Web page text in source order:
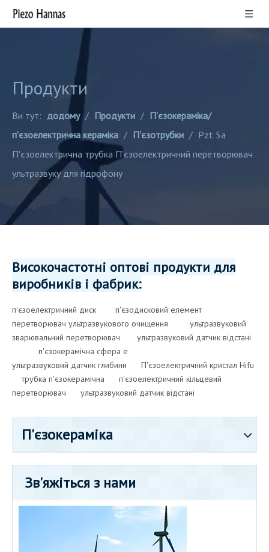
Продукти
Ви тут: додому / Продукти / П'єзокераміка/
п'єзоелектрична кераміка / П'єзотрубки / Pzt 5a
П'єзоелектрична трубка П'єзоелектричний перетворювач
ультразвуку для гідрофону
Високочастотні оптові продукти для
виробників і фабрик:
п'єзоелектричний диск
п'єзодисковий елемент
перетворювач ультразвукового очищення
ультразвуковий
зварювальний перетворювач
ультразвуковий датчик відстані
п'єзокерамічна сфера e
ультразвуковий датчик глибини
П'єзоелектричний кристал Hifu
трубка п'єзокерамічна
п'єзоелектричний кільцевий
перетворювач
ультразвуковий датчик відстані
П'єзокераміка
Зв'яжіться з нами